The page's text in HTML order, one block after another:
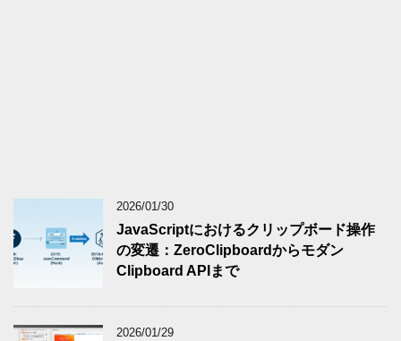
2026/01/30
JavaScriptにおけるクリップボード操作
の変遷：ZeroClipboardからモダン
Clipboard APIまで
2026/01/29